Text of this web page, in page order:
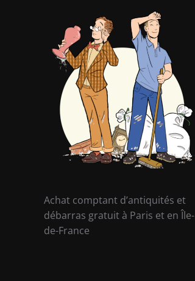
Achat comptant d’antiquités et
débarras gratuit à Paris et en Île-
de-France